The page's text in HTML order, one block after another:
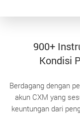
900+
Kondisi
Berdagang dengan
akun CXM yang
keuntungan dari